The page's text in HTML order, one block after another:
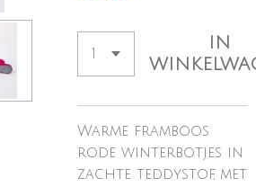
IN
Warme framboos
rode winterbotjes in
zachte teddystof, met